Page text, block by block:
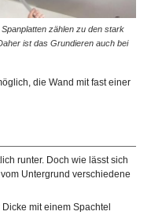
zählen zu den stark
ist das Grundieren auch bei
die Wand mit fast einer
runter. Doch wie lässt sich
Untergrund verschiedene
mit einem Spachtel